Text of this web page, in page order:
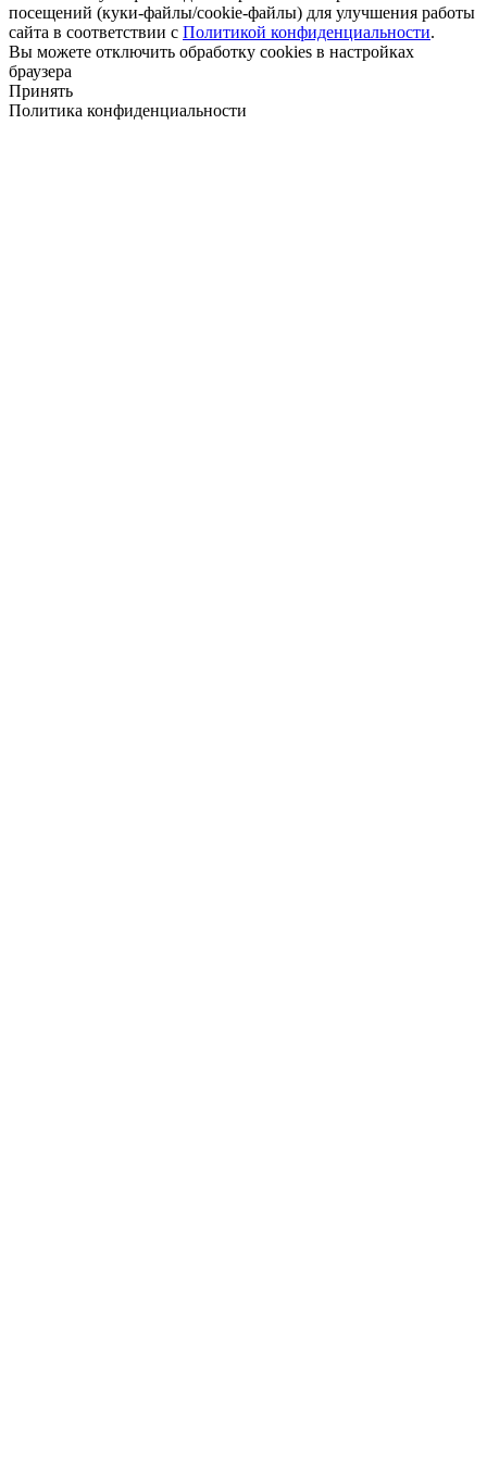
посещений (куки-файлы/cookie-файлы) для улучшения работы
сайта в соответствии с Политикой конфиденциальности.
Вы можете отключить обработку cookies в настройках
браузера
Принять
Политика конфиденциальности